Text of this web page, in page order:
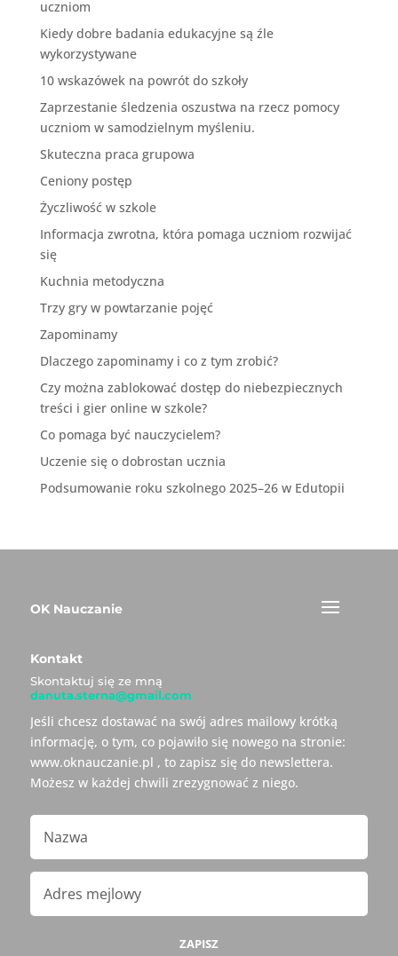
uczniom
Kiedy dobre badania edukacyjne są źle
wykorzystywane
10 wskazówek na powrót do szkoły
Zaprzestanie śledzenia oszustwa na rzecz pomocy
uczniom w samodzielnym myśleniu.
Skuteczna praca grupowa
Ceniony postęp
Życzliwość w szkole
Informacja zwrotna, która pomaga uczniom rozwijać
się
Kuchnia metodyczna
Trzy gry w powtarzanie pojęć
Zapominamy
Dlaczego zapominamy i co z tym zrobić?
Czy można zablokować dostęp do niebezpiecznych
treści i gier online w szkole?
Co pomaga być nauczycielem?
Uczenie się o dobrostan ucznia
Podsumowanie roku szkolnego 2025–26 w Edutopii
OK Nauczanie
Kontakt
Skontaktuj się ze mną
danuta.sterna@gmail.com
Jeśli chcesz dostawać na swój adres mailowy krótką
informację, o tym, co pojawiło się nowego na stronie:
www.oknauczanie.pl , to zapisz się do newslettera.
Możesz w każdej chwili zrezygnować z niego.
ZAPISZ